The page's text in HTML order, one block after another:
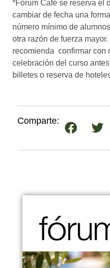
*Fórum Café se reserva el
cambiar de fecha una
número mínimo de
otra razón de fuerza
recomienda confirmar con
celebración del curso
billetes o reserva de
Comparte: